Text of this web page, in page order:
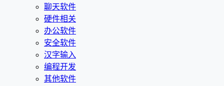
聊天软件
硬件相关
办公软件
安全软件
汉字输入
编程开发
其他软件